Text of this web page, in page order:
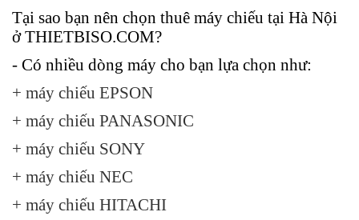
Tại sao bạn nên chọn thuê máy chiếu tại Hà Nội
ở THIETBISO.COM?
- Có nhiều dòng máy cho bạn lựa chọn như:
+ máy chiếu EPSON
+ máy chiếu PANASONIC
+ máy chiếu SONY
+ máy chiếu NEC
+ máy chiếu HITACHI